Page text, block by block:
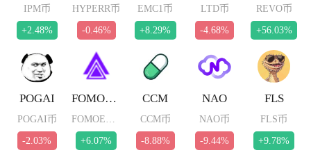
IPM币
+2.48%
HYPERR币
-0.46%
EMC1币
+8.29%
LTD币
-4.68%
REVO币
+56.03%
POGAI
POGAI币
-2.03%
FOMOETH
+6.07%
CCM
CCM币
-8.88%
NAO
NAO币
-9.44%
FLS
FLS币
+9.78%